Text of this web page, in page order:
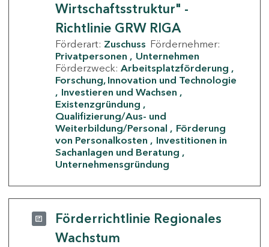
Wirtschaftsstruktur" -
Richtlinie GRW RIGA
Förderart: Zuschuss Fördernehmer:
Privatpersonen
Unternehmen
Förderzweck: Arbeitsplatzförderung
Forschung, Innovation und Technologie
Investieren und Wachsen
Existenzgründung
Qualifizierung/Aus- und
Weiterbildung/Personal
Förderung
von Personalkosten
Investitionen in
Sachanlagen und Beratung
Unternehmensgründung
Förderrichtlinie Regionales
Wachstum